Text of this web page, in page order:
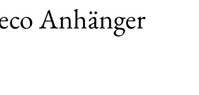
Anhänger